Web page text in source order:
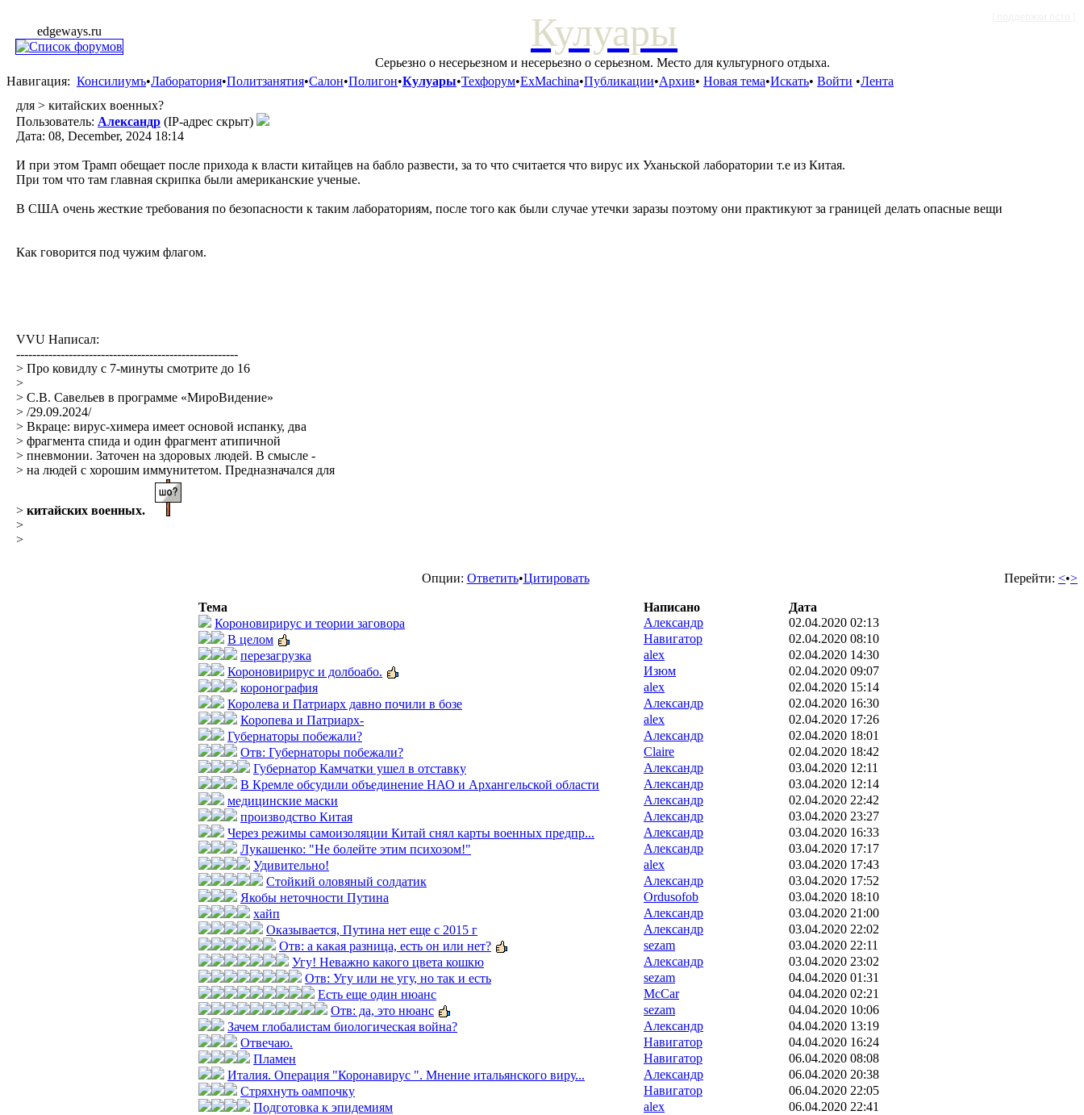
edgeways.ru Кулуары
Серьезно о несерьезном и несерьезно о серьезном. Место для культурного отдыха.
Навигация: Консилиумъ•Лаборатория•Политзанятия•Салон•Полигон•Кулуары•Техфорум•ExMachina•Публикации•Архив• Новая тема•Искать• Войти •Лента
для > китайских военных?
Пользователь: Александр (IP-адрес скрыт)
Дата: 08, December, 2024 18:14
И при этом Трамп обещает после прихода к власти китайцев на бабло развести, за то что считается что вирус их Уханьской лаборатории т.е из Китая.
При том что там главная скрипка были американские ученые.
В США очень жесткие требования по безопасности к таким лабораториям, после того как были случае утечки заразы поэтому они практикуют за границей делать опасные вещи
Как говорится под чужим флагом.
VVU Написал:
-------------------------------------------------------
> Про ковидлу с 7-минуты смотрите до 16
>
> С.В. Савельев в программе «МироВидение»
> /29.09.2024/
> Вкраце: вирус-химера имеет основой испанку, два
> фрагмента спида и один фрагмент атипичной
> пневмонии. Заточен на здоровых людей. В смысле -
> на людей с хорошим иммунитетом. Предназначался для
> китайских военных.
>
>
Перейти: <•>
Опции: Ответить•Цитировать
Тема Написано
Дата
Короновирирус и теории заговора
Александр
02.04.2020 02:13
В целом
Навигатор
02.04.2020 08:10
перезагрузка
alex
02.04.2020 14:30
Короновирирус и долбоабо.
Изюм
02.04.2020 09:07
коронография
alex
02.04.2020 15:14
Королева и Патриарх давно почили в бозе
Александр
02.04.2020 16:30
Коропева и Патриарх-
alex
02.04.2020 17:26
Губернаторы побежали?
Александр
02.04.2020 18:01
Отв: Губернаторы побежали?
Claire
02.04.2020 18:42
Губернатор Камчатки ушел в отставку
Александр
03.04.2020 12:11
В Кремле обсудили объединение НАО и Архангельской области
Александр
03.04.2020 12:14
медицинские маски
Александр
02.04.2020 22:42
производство Китая
Александр
03.04.2020 23:27
Через режимы самоизоляции Китай снял карты военных предпр...
Александр
03.04.2020 16:33
Лукашенко: "Не болейте этим психозом!"
Александр
03.04.2020 17:17
Удивительно!
alex
03.04.2020 17:43
Стойкий оловяный солдатик
Александр
03.04.2020 17:52
Якобы неточности Путина
Ordusofob
03.04.2020 18:10
хайп
Александр
03.04.2020 21:00
Оказывается, Путина нет еще с 2015 г
Александр
03.04.2020 22:02
Отв: а какая разница, есть он или нет?
sezam
03.04.2020 22:11
Угу! Неважно какого цвета кошкю
Александр
03.04.2020 23:02
Отв: Угу или не угу, но так и есть
sezam
04.04.2020 01:31
Есть еще один нюанс
McCar
04.04.2020 02:21
Отв: да, это нюанс
sezam
04.04.2020 10:06
Зачем глобалистам биологическая война?
Александр
04.04.2020 13:19
Отвечаю.
Навигатор
04.04.2020 16:24
Пламен
Навигатор
06.04.2020 08:08
Италия. Операция "Коронавирус ". Мнение итальянского виру...
Александр
06.04.2020 20:38
Стряхнуть оампочку
Навигатор
06.04.2020 22:05
Подготовка к эпидемиям
alex
06.04.2020 22:41